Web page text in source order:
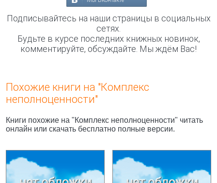
Подписывайтесь на наши страницы в социальных
сетях.
Будьте в курсе последних книжных новинок,
комментируйте, обсуждайте. Мы ждём Вас!
Похожие книги на "Комплекс
неполноценности"
Книги похожие на "Комплекс неполноценности" читать
онлайн или скачать бесплатно полные версии.